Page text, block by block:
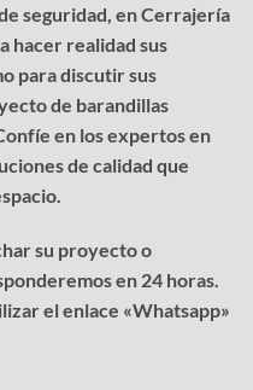
seguridad, en Cerrajería
hacer realidad sus
para discutir sus
de barandillas
en los expertos en
de calidad que
su proyecto o
en 24 horas.
el enlace «Whatsapp»